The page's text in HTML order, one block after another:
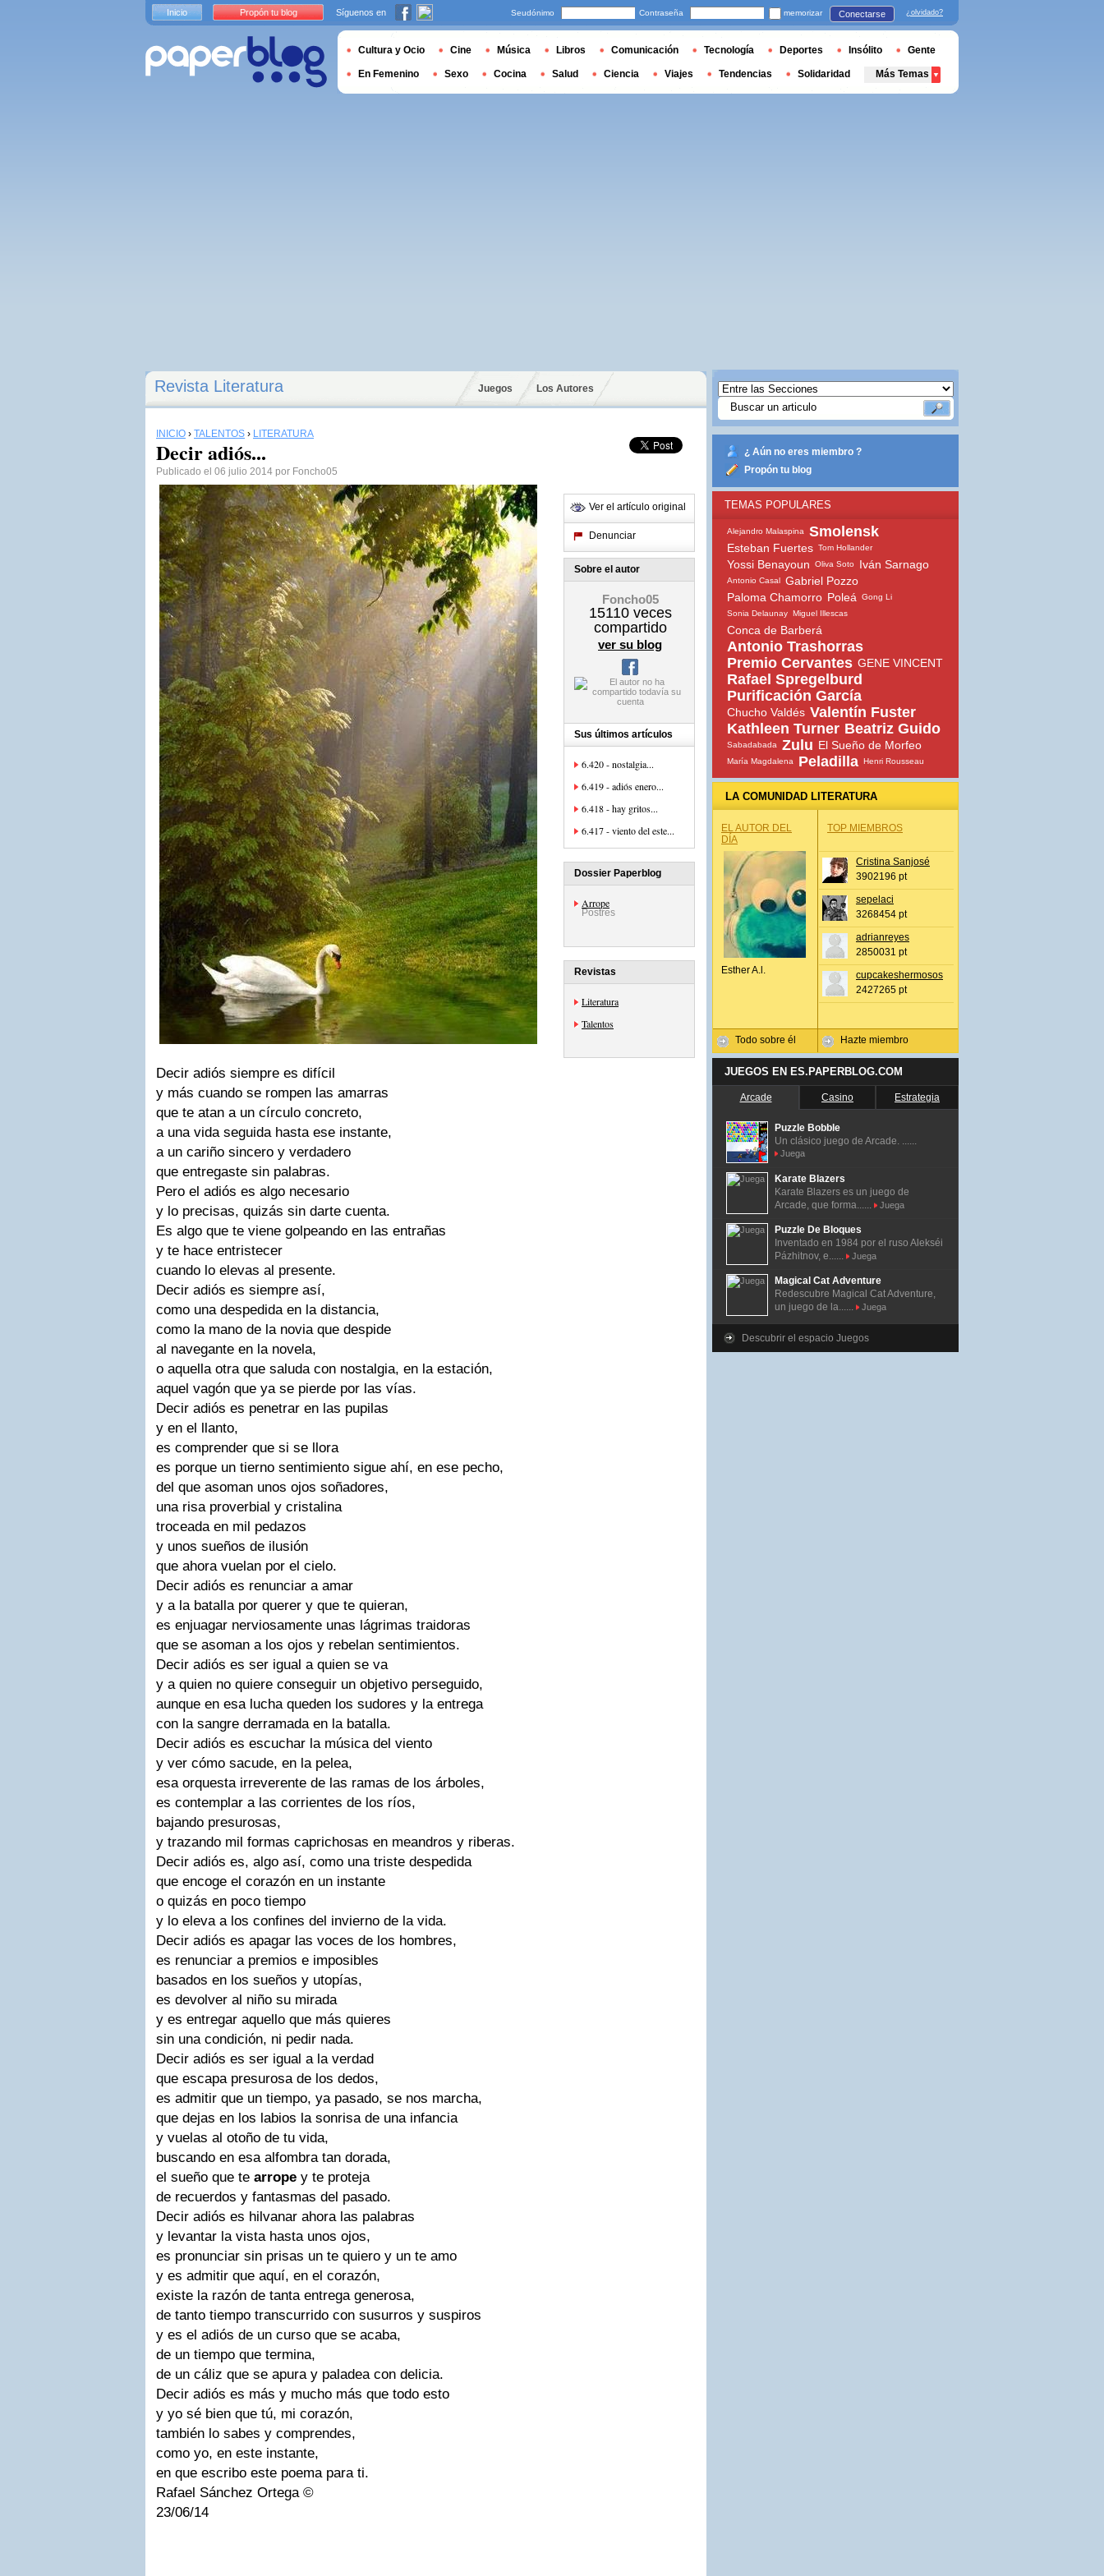
Revista Literatura Juegos Los Autores
INICIO › TALENTOS › LITERATURA
Decir adiós...
Publicado el 06 julio 2014 por Foncho05
Decir adiós siempre es difícil
y más cuando se rompen las amarras
que te atan a un círculo concreto,
a una vida seguida hasta ese instante,
a un cariño sincero y verdadero
que entregaste sin palabras.
Pero el adiós es algo necesario
y lo precisas, quizás sin darte cuenta.
Es algo que te viene golpeando en las entrañas
y te hace entristecer
cuando lo elevas al presente.
Decir adiós es siempre así,
como una despedida en la distancia,
como la mano de la novia que despide
al navegante en la novela,
o aquella otra que saluda con nostalgia, en la estación,
aquel vagón que ya se pierde por las vías.
Decir adiós es penetrar en las pupilas
y en el llanto,
es comprender que si se llora
es porque un tierno sentimiento sigue ahí, en ese pecho,
del que asoman unos ojos soñadores,
una risa proverbial y cristalina
troceada en mil pedazos
y unos sueños de ilusión
que ahora vuelan por el cielo.
Decir adiós es renunciar a amar
y a la batalla por querer y que te quieran,
es enjuagar nerviosamente unas lágrimas traidoras
que se asoman a los ojos y rebelan sentimientos.
Decir adiós es ser igual a quien se va
y a quien no quiere conseguir un objetivo perseguido,
aunque en esa lucha queden los sudores y la entrega
con la sangre derramada en la batalla.
Decir adiós es escuchar la música del viento
y ver cómo sacude, en la pelea,
esa orquesta irreverente de las ramas de los árboles,
es contemplar a las corrientes de los ríos,
bajando presurosas,
y trazando mil formas caprichosas en meandros y riberas.
Decir adiós es, algo así, como una triste despedida
que encoge el corazón en un instante
o quizás en poco tiempo
y lo eleva a los confines del invierno de la vida.
Decir adiós es apagar las voces de los hombres,
es renunciar a premios e imposibles
basados en los sueños y utopías,
es devolver al niño su mirada
y es entregar aquello que más quieres
sin una condición, ni pedir nada.
Decir adiós es ser igual a la verdad
que escapa presurosa de los dedos,
es admitir que un tiempo, ya pasado, se nos marcha,
que dejas en los labios la sonrisa de una infancia
y vuelas al otoño de tu vida,
buscando en esa alfombra tan dorada,
el sueño que te arrope y te proteja
de recuerdos y fantasmas del pasado.
Decir adiós es hilvanar ahora las palabras
y levantar la vista hasta unos ojos,
es pronunciar sin prisas un te quiero y un te amo
y es admitir que aquí, en el corazón,
existe la razón de tanta entrega generosa,
de tanto tiempo transcurrido con susurros y suspiros
y es el adiós de un curso que se acaba,
de un tiempo que termina,
de un cáliz que se apura y paladea con delicia.
Decir adiós es más y mucho más que todo esto
y yo sé bien que tú, mi corazón,
también lo sabes y comprendes,
como yo, en este instante,
en que escribo este poema para ti.
Rafael Sánchez Ortega ©
23/06/14
Ver el artículo original
Denunciar
Sobre el autor
Foncho05
15110veces
compartido
ver su blog
Sus últimos artículos
6.420 - nostalgia...
6.419 - adiós enero...
6.418 - hay gritos...
6.417 - viento del este...
Dossier Paperblog
Arrope
Postres
Revistas
Literatura
Talentos
¿ Aún no eres miembro ?
Propón tu blog
TEMAS POPULARES
Alejandro Malaspina Smolensk
Esteban Fuertes Tom Hollander
Yossi Benayoun Oliva Soto Iván Sarnago
Antonio Casal Gabriel Pozzo
Paloma Chamorro Poleá
Gong Li
Sonia Delaunay Miguel Illescas
Conca de Barberá
Antonio Trashorras
Premio Cervantes GENE VINCENT
Rafael Spregelburd
Purificación García
Chucho Valdés Valentín Fuster
Kathleen Turner Beatriz Guido
Sabadabada Zulu El Sueño de Morfeo
María Magdalena Peladilla Henri Rousseau
LA COMUNIDAD LITERATURA
EL AUTOR DEL
DÍA
Esther A.l.
Todo sobre él
TOP MIEMBROS
Cristina Sanjosé
3902196 pt
sepelaci
3268454 pt
adrianreyes
2850031 pt
cupcakeshermosos
2427265 pt
Hazte miembro
JUEGOS EN ES.PAPERBLOG.COM
Arcade Casino Estrategia
Puzzle Bobble
Un clásico juego de Arcade. ......
Juega
Karate Blazers
Karate Blazers es un juego de
Arcade, que forma......
Juega
Puzzle De Bloques
Inventado en 1984 por el ruso Alekséi
Pázhitnov, e......
Juega
Magical Cat Adventure
Redescubre Magical Cat Adventure,
un juego de la......
Juega
Descubrir el espacio Juegos
Inicio Propón tu blog Síguenos en Seudónimo Contraseña memorizar Conectarse ¿olvidado?
Cultura y Ocio Cine Música Libros Comunicación Tecnología Deportes Insólito Gente
En Femenino Sexo Cocina Salud Ciencia Viajes Tendencias Solidaridad Más Temas